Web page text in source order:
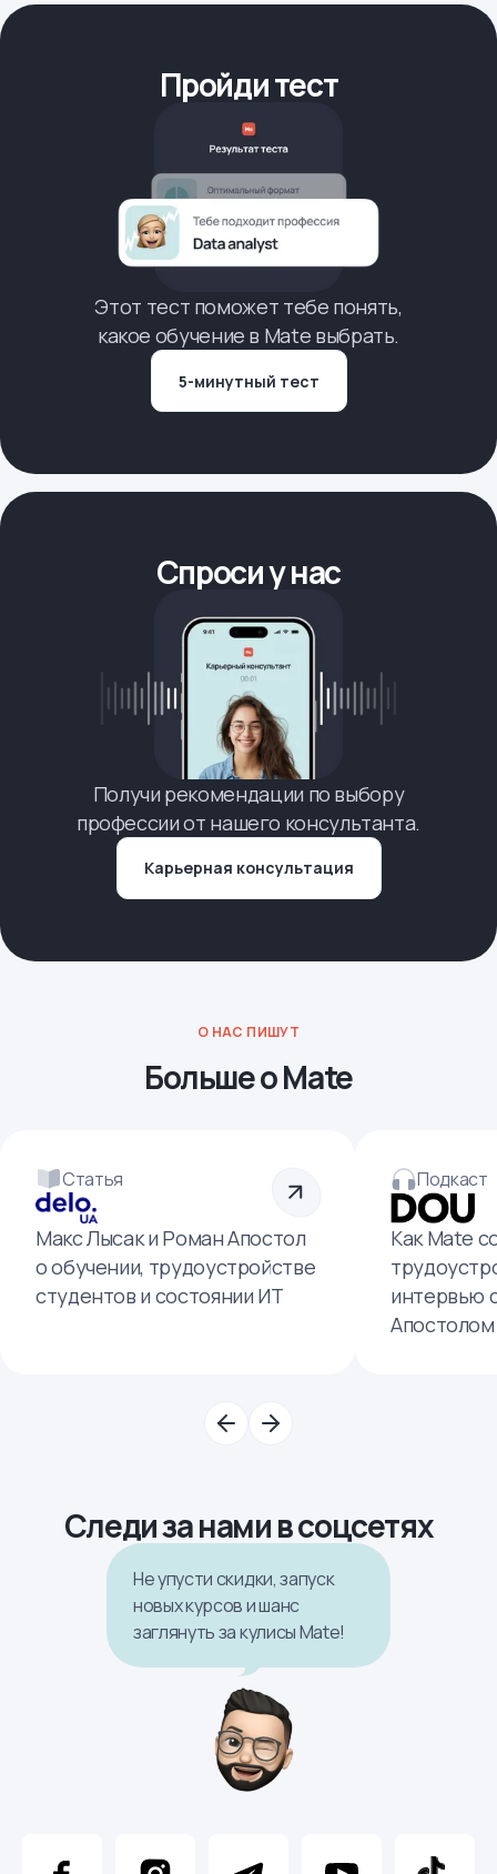
Пройди тест
Этот тест поможет тебе понять,
какое обучение в Mate выбрать.
5-минутный тест
Спроси у нас
Получи рекомендации по выбору
профессии от нашего консультанта.
Карьерная консультация
О НАС ПИШУТ
Больше о Mate
Статья
Макс Лысак и Роман Апостол
о обучении, трудоустройстве
студентов и состоянии ИТ
Подкаст
Как Mate
интервью
Апостолом
Следи за нами в соцсетях
Не упусти скидки, запуск
новых курсов и шанс
заглянуть за кулисы Mate!